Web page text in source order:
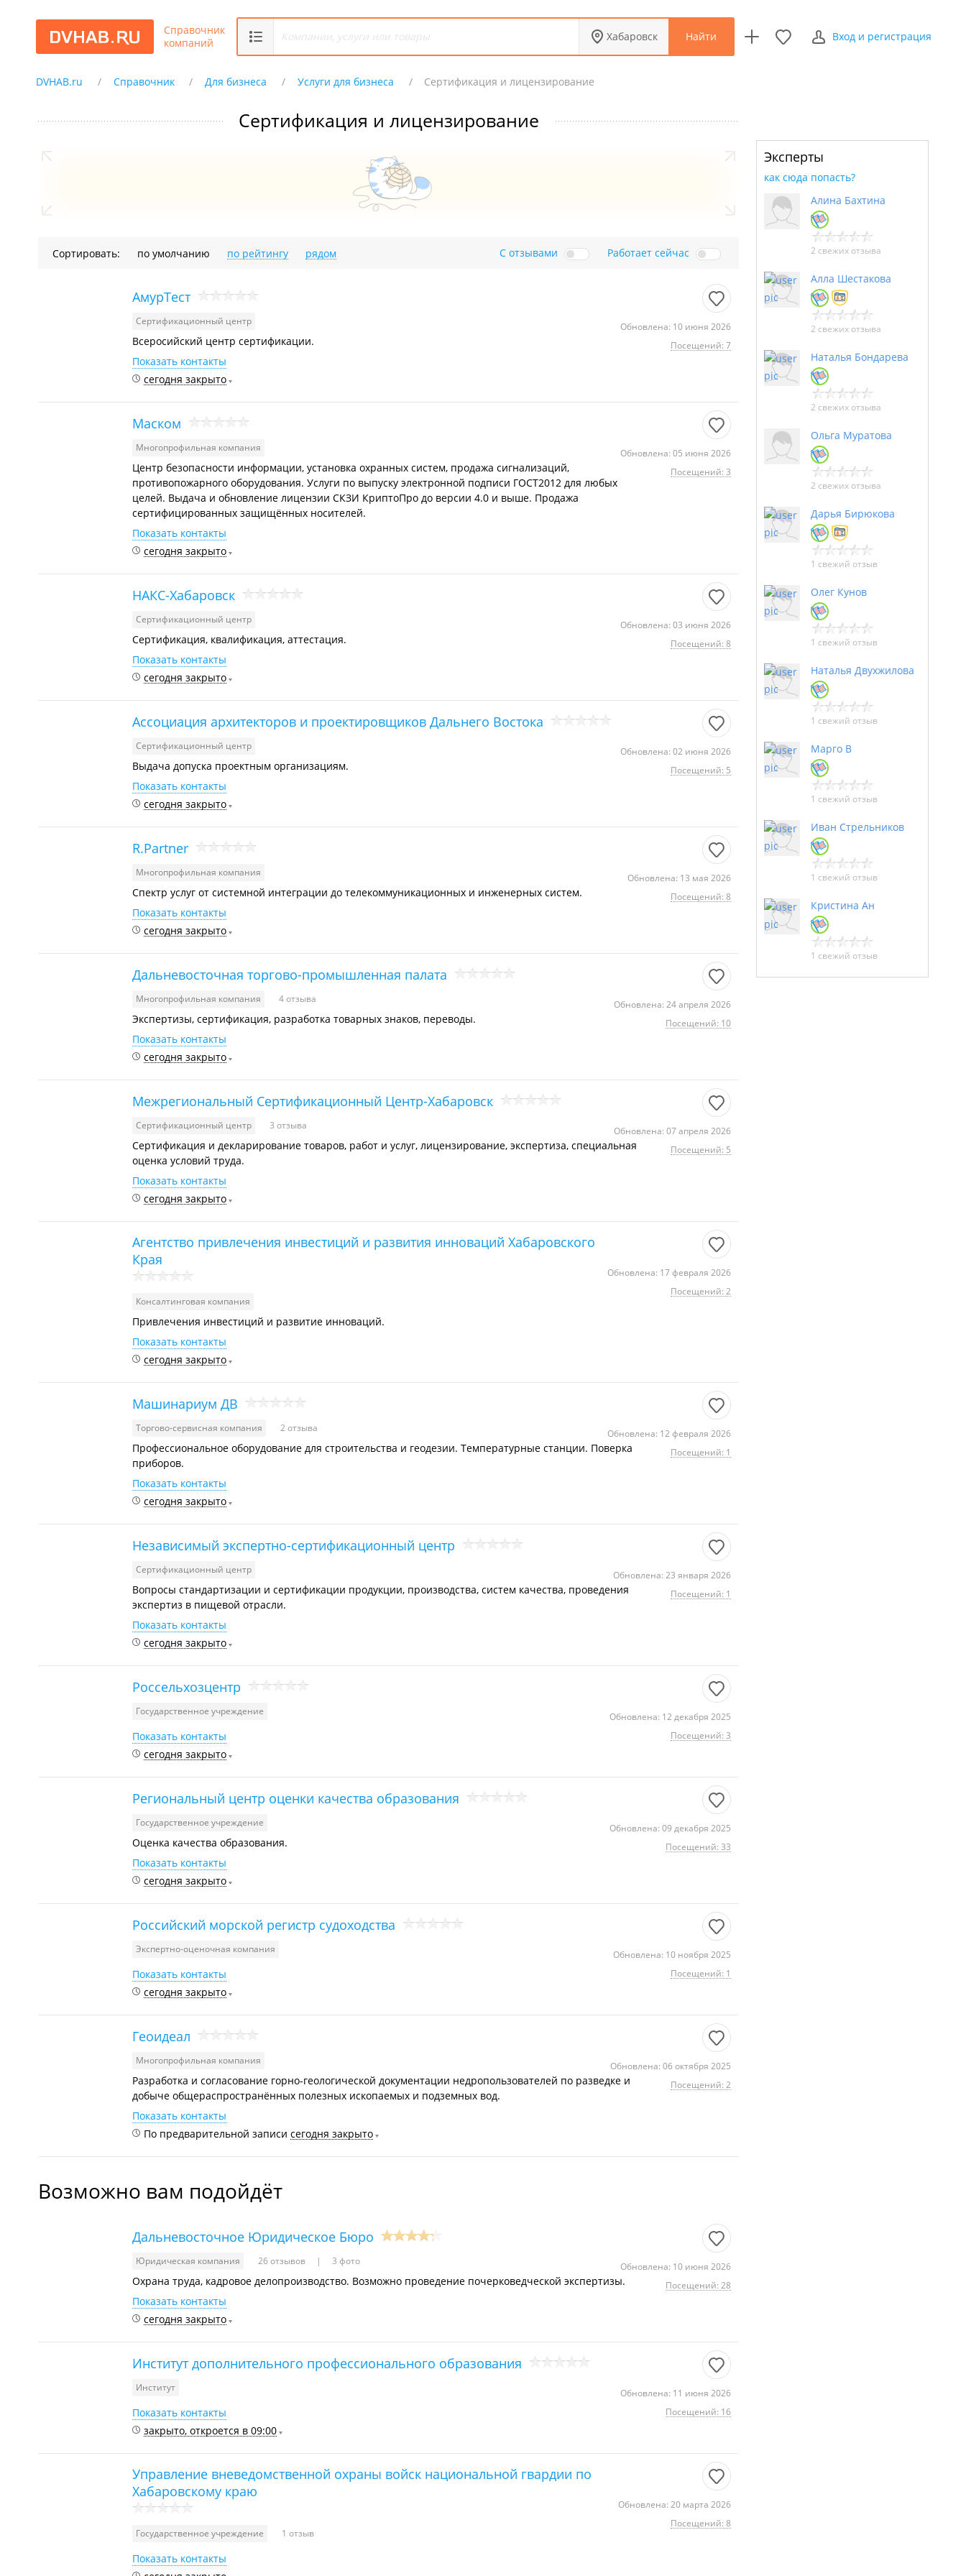
Справочник
компаний
Хабаровск Найти Вход и регистрация
DVHAB.ru Справочник Для бизнеса Услуги для бизнеса Сертификация и лицензирование
Сертификация и лицензирование
Сортировать: по умолчанию по рейтингу рядом С отзывами Работает сейчас
АмурТест
Сертификационный центр
Обновлена: 10 июня 2026
Посещений: 7
Всеросийский центр сертификации.
Показать контакты
сегодня закрыто
Маском
Многопрофильная компания
Обновлена: 05 июня 2026
Посещений: 3
Центр безопасности информации, установка охранных систем, продажа сигнализаций,
противопожарного оборудования. Услуги по выпуску электронной подписи ГОСТ2012 для любых
целей. Выдача и обновление лицензии СКЗИ КриптоПро до версии 4.0 и выше. Продажа
сертифицированных защищённых носителей.
Показать контакты
сегодня закрыто
НАКС-Хабаровск
Сертификационный центр
Обновлена: 03 июня 2026
Посещений: 8
Сертификация, квалификация, аттестация.
Показать контакты
сегодня закрыто
Ассоциация архитекторов и проектировщиков Дальнего Востока
Сертификационный центр
Обновлена: 02 июня 2026
Посещений: 5
Выдача допуска проектным организациям.
Показать контакты
сегодня закрыто
R.Partner
Многопрофильная компания
Обновлена: 13 мая 2026
Посещений: 8
Спектр услуг от системной интеграции до телекоммуникационных и инженерных систем.
Показать контакты
сегодня закрыто
Дальневосточная торгово-промышленная палата
Многопрофильная компания 4 отзыва
Обновлена: 24 апреля 2026
Посещений: 10
Экспертизы, сертификация, разработка товарных знаков, переводы.
Показать контакты
сегодня закрыто
Межрегиональный Сертификационный Центр-Хабаровск
Сертификационный центр 3 отзыва
Обновлена: 07 апреля 2026
Посещений: 5
Сертификация и декларирование товаров, работ и услуг, лицензирование, экспертиза, специальная
оценка условий труда.
Показать контакты
сегодня закрыто
Агентство привлечения инвестиций и развития инноваций Хабаровского
Края
Консалтинговая компания
Обновлена: 17 февраля 2026
Посещений: 2
Привлечения инвестиций и развитие инноваций.
Показать контакты
сегодня закрыто
Машинариум ДВ
Торгово-сервисная компания 2 отзыва
Обновлена: 12 февраля 2026
Посещений: 1
Профессиональное оборудование для строительства и геодезии. Температурные станции. Поверка
приборов.
Показать контакты
сегодня закрыто
Независимый экспертно-сертификационный центр
Сертификационный центр
Обновлена: 23 января 2026
Посещений: 1
Вопросы стандартизации и сертификации продукции, производства, систем качества, проведения
экспертиз в пищевой отрасли.
Показать контакты
сегодня закрыто
Россельхозцентр
Государственное учреждение
Обновлена: 12 декабря 2025
Посещений: 3
Показать контакты
сегодня закрыто
Региональный центр оценки качества образования
Государственное учреждение
Обновлена: 09 декабря 2025
Посещений: 33
Оценка качества образования.
Показать контакты
сегодня закрыто
Российский морской регистр судоходства
Экспертно-оценочная компания
Обновлена: 10 ноября 2025
Посещений: 1
Показать контакты
сегодня закрыто
Геоидеал
Многопрофильная компания
Обновлена: 06 октября 2025
Посещений: 2
Разработка и согласование горно-геологической документации недропользователей по разведке и
добыче общераспространённых полезных ископаемых и подземных вод.
Показать контакты
По предварительной записи сегодня закрыто
Возможно вам подойдёт
Дальневосточное Юридическое Бюро
Юридическая компания 26 отзывов 3 фото
Обновлена: 10 июня 2026
Посещений: 28
Охрана труда, кадровое делопроизводство. Возможно проведение почерковедческой экспертизы.
Показать контакты
сегодня закрыто
Институт дополнительного профессионального образования
Институт
Обновлена: 11 июня 2026
Посещений: 16
Показать контакты
закрыто, откроется в 09:00
Управление вневедомственной охраны войск национальной гвардии по
Хабаровскому краю
Государственное учреждение 1 отзыв
Обновлена: 20 марта 2026
Посещений: 8
Показать контакты
Эксперты
как сюда попасть?
Алина Бахтина
2 свежих отзыва
Алла Шестакова
2 свежих отзыва
Наталья Бондарева
2 свежих отзыва
Ольга Муратова
2 свежих отзыва
Дарья Бирюкова
1 свежий отзыв
Олег Кунов
1 свежий отзыв
Наталья Двухжилова
1 свежий отзыв
Марго В
1 свежий отзыв
Иван Стрельников
1 свежий отзыв
Кристина Ан
1 свежий отзыв